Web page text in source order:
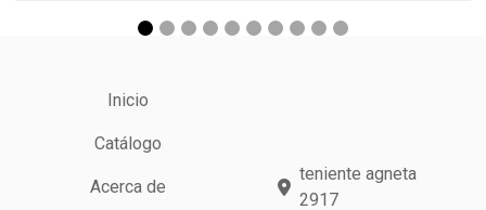
Inicio
Catálogo
Acerca de
teniente agneta
2917